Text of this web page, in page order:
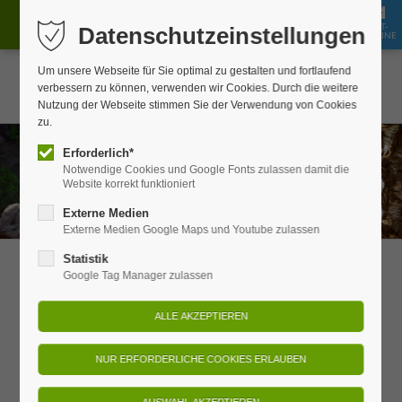
Datenschutzeinstellungen
Um unsere Webseite für Sie optimal zu gestalten und fortlaufend
verbessern zu können, verwenden wir Cookies. Durch die weitere
Nutzung der Webseite stimmen Sie der Verwendung von Cookies
zu.
Erforderlich*
Notwendige Cookies und Google Fonts zulassen damit die
Website korrekt funktioniert
Externe Medien
Externe Medien Google Maps und Youtube zulassen
Statistik
Google Tag Manager zulassen
JOBS BUCHEN
GUT-
SCHEINE
Erlebnisse
In Schmilka ist immer etwas los!
Vom Saunaspaß bis zum Bierbadezuber, von Kinoabend bis
Livemusik, von geführten Wanderungen bis zu Yoga – in